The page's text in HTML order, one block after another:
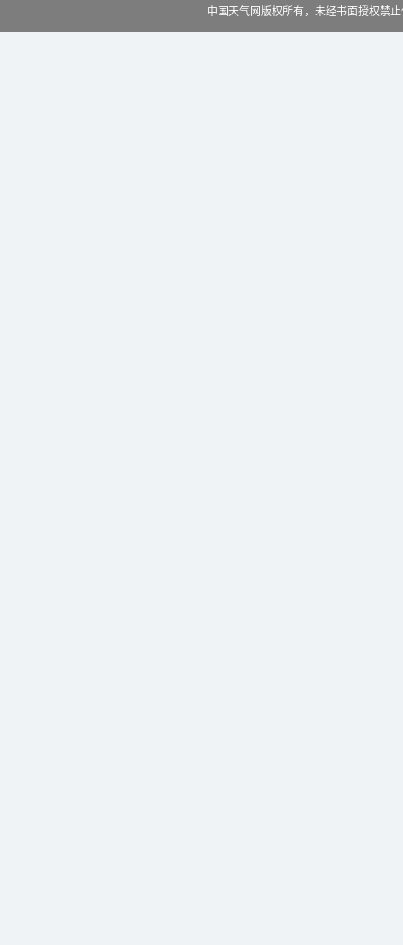
中国天气网版权所有，未经书面授权